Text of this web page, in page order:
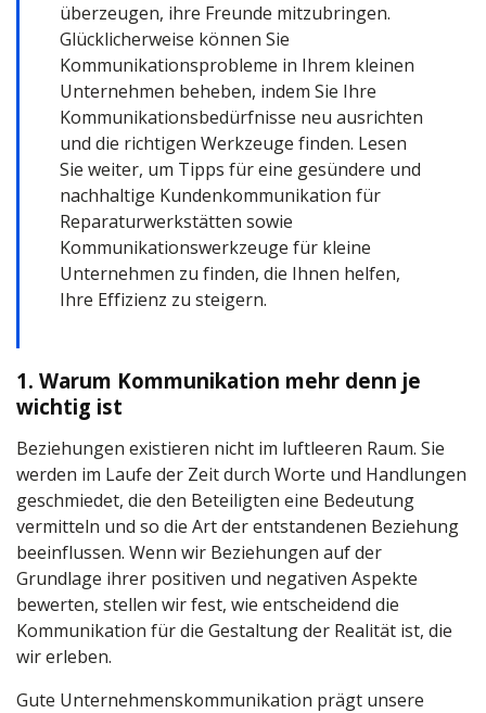
überzeugen, ihre Freunde mitzubringen.
Glücklicherweise können Sie
Kommunikationsprobleme in Ihrem kleinen
Unternehmen beheben, indem Sie Ihre
Kommunikationsbedürfnisse neu ausrichten
und die richtigen Werkzeuge finden. Lesen
Sie weiter, um Tipps für eine gesündere und
nachhaltige Kundenkommunikation für
Reparaturwerkstätten sowie
Kommunikationswerkzeuge für kleine
Unternehmen zu finden, die Ihnen helfen,
Ihre Effizienz zu steigern.
1. Warum Kommunikation mehr denn je
wichtig ist
Beziehungen existieren nicht im luftleeren Raum. Sie
werden im Laufe der Zeit durch Worte und Handlungen
geschmiedet, die den Beteiligten eine Bedeutung
vermitteln und so die Art der entstandenen Beziehung
beeinflussen. Wenn wir Beziehungen auf der
Grundlage ihrer positiven und negativen Aspekte
bewerten, stellen wir fest, wie entscheidend die
Kommunikation für die Gestaltung der Realität ist, die
wir erleben.
Gute Unternehmenskommunikation prägt unsere